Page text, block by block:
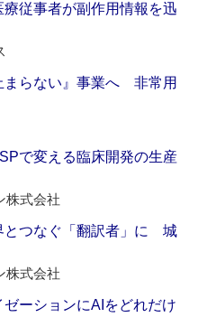
療従事者が副作用情報を迅
まらない』事業へ 非常用
で変える臨床開発の生産
株式会社
とつなぐ「翻訳者」に 城
株式会社
ーションにAIをどれだけ